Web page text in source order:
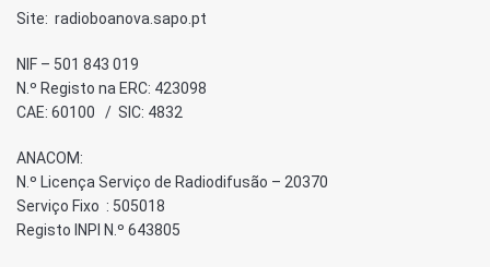
Site: radioboanova.sapo.pt
NIF – 501 843 019
N.º Registo na ERC: 423098
CAE: 60100 / SIC: 4832
ANACOM:
N.º Licença Serviço de Radiodifusão – 20370
Serviço Fixo : 505018
Registo INPI N.º 643805